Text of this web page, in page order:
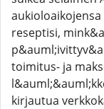
reseptisi,
toimitus- ja
kirjautua